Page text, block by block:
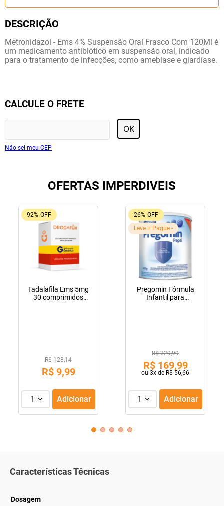
Metronidazol - Ems 4% Suspensão Oral Frasco Com 120Ml é
um medicamento antibiótico em suspensão oral, indicado
para o tratamento de infecções, como amebíase e giardíase.
CALCULE O FRETE
OK
Não sei meu CEP
OFERTAS IMPERDIVEIS
92% OFF
Tadalafila Ems 5mg
30 comprimidos
R$ 128,14
R$ 9,99
1 Adicionar
26% OFF
Leve + Pague -
Pregomin Fórmula
Infantil para
R$ 229,99
R$ 169,99
ou 3x de R$ 56,66
1 Adicionar
Características Técnicas
Dosagem